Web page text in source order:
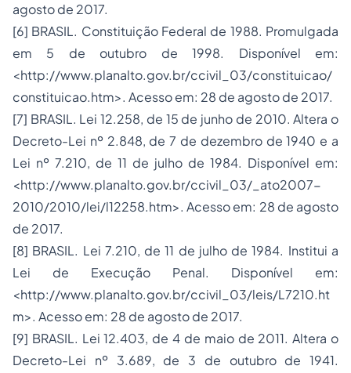
agosto de 2017.
[6] BRASIL. Constituição Federal de 1988. Promulgada
em 5 de outubro de 1998. Disponível em:
<http://www.planalto.gov.br/ccivil_03/constituicao/
constituicao.htm>. Acesso em: 28 de agosto de 2017.
[7] BRASIL. Lei 12.258, de 15 de junho de 2010. Altera o
Decreto-Lei nº 2.848, de 7 de dezembro de 1940 e a
Lei nº 7.210, de 11 de julho de 1984. Disponível em:
<http://www.planalto.gov.br/ccivil_03/_ato2007-
2010/2010/lei/l12258.htm>. Acesso em: 28 de agosto
de 2017.
[8] BRASIL. Lei 7.210, de 11 de julho de 1984. Institui a
Lei de Execução Penal. Disponível em:
<http://www.planalto.gov.br/ccivil_03/leis/L7210.ht
m>. Acesso em: 28 de agosto de 2017.
[9] BRASIL. Lei 12.403, de 4 de maio de 2011. Altera o
Decreto-Lei nº 3.689, de 3 de outubro de 1941.